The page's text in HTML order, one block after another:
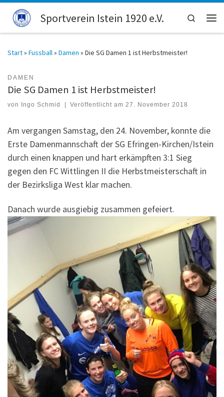
Zum Inhalt springen
Sportverein Istein 1920 e.V.
Search
Start» Fussball» Damen » Die SG Damen 1 ist Herbstmeister!
DAMEN
Die SG Damen 1 ist Herbstmeister!
von Ingo Schmid Veröffentlicht am27. November 2018
Am vergangen Samstag, den 24. November, konnte die
Erste Damenmannschaft der SG Efringen-Kirchen/Istein
durch einen knappen und hart erkämpften 3:1 Sieg
gegen den FC Wittlingen II die Herbstmeisterschaft in
der Bezirksliga West klar machen.
Danach wurde ausgiebig zusammen gefeiert.